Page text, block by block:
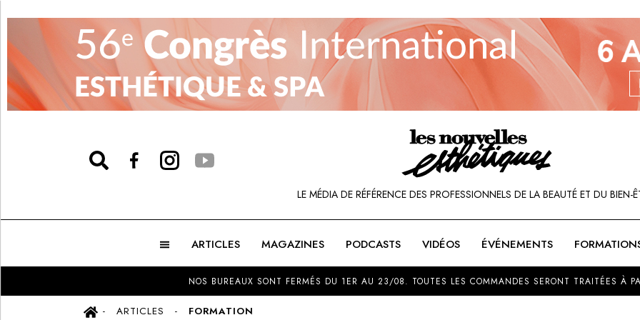
LE MÉDIA DE RÉFÉRENCE DES PROFESSIONNELS DE LA BEAUTÉ ET DU BIEN-
ARTICLES MAGAZINES PODCASTS VIDÉOS ÉVÉNEMENTS
NOS BUREAUX SONT FERMÉS DU 1ER AU 23/08. TOUTES LES COMMANDES SERONT TRAITÉES À
ARTICLES FORMATION